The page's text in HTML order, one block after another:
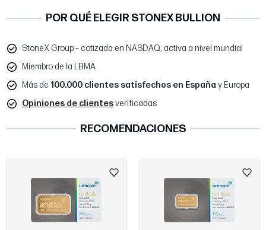
POR QUÉ ELEGIR STONEX BULLION
StoneX Group – cotizada en NASDAQ, activa a nivel mundial
Miembro de la LBMA
Más de 100.000 clientes satisfechos en España y Europa
Opiniones de clientesverificadas
RECOMENDACIONES